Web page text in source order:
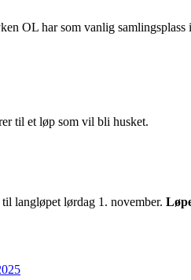
OL har som vanlig
til et løp som vil bli husket.
langløpet lørdag 1. november.